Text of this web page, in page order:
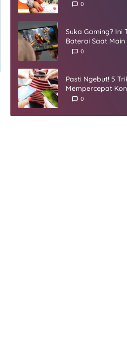
Jadi Selebgram
0
Suka Gaming? Ini
Baterai Saat Main
Smartphone
0
Pasti Ngebut! 5
Mempercepat
Internet yang
0